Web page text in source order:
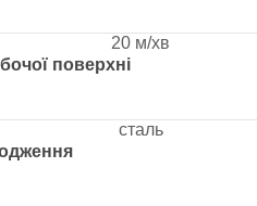
поверхні
20 м/хв
сталь